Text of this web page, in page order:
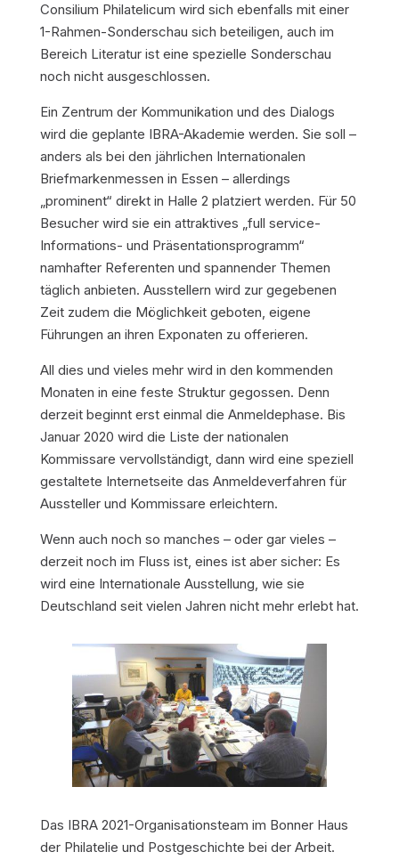
Consilium Philatelicum wird sich ebenfalls mit einer
1-Rahmen-Sonderschau sich beteiligen, auch im
Bereich Literatur ist eine spezielle Sonderschau
noch nicht ausgeschlossen.
Ein Zentrum der Kommunikation und des Dialogs
wird die geplante IBRA-Akademie werden. Sie soll –
anders als bei den jährlichen Internationalen
Briefmarkenmessen in Essen – allerdings
„prominent“ direkt in Halle 2 platziert werden. Für 50
Besucher wird sie ein attraktives „full service-
Informations- und Präsentationsprogramm“
namhafter Referenten und spannender Themen
täglich anbieten. Ausstellern wird zur gegebenen
Zeit zudem die Möglichkeit geboten, eigene
Führungen an ihren Exponaten zu offerieren.
All dies und vieles mehr wird in den kommenden
Monaten in eine feste Struktur gegossen. Denn
derzeit beginnt erst einmal die Anmeldephase. Bis
Januar 2020 wird die Liste der nationalen
Kommissare vervollständigt, dann wird eine speziell
gestaltete Internetseite das Anmeldeverfahren für
Aussteller und Kommissare erleichtern.
Wenn auch noch so manches – oder gar vieles –
derzeit noch im Fluss ist, eines ist aber sicher: Es
wird eine Internationale Ausstellung, wie sie
Deutschland seit vielen Jahren nicht mehr erlebt hat.
Das IBRA 2021-Organisationsteam im Bonner Haus
der Philatelie und Postgeschichte bei der Arbeit.